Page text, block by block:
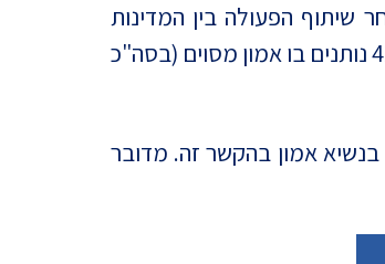
שיתוף הפעולה בין המדינות
במהלך המתקפה נגד איראן. שליש (34%) מעידים כי יש להם "אמון רב" בנשיא בסוגיית היחסים עם ישראל, ועוד 41% נותנים בו אמון מסוים (בסה"כ
ליחסי ארה"ב-ישראל גבוה במיוחד בקרב היהודים בישראל, כאשר 82% מביעים בנשיא אמון בהקשר זה. מדובר